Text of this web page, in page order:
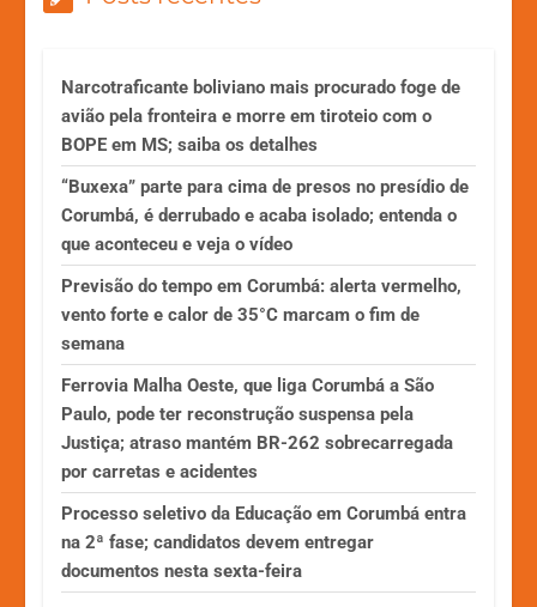
Narcotraficante boliviano mais procurado foge de
avião pela fronteira e morre em tiroteio com o
BOPE em MS; saiba os detalhes
“Buxexa” parte para cima de presos no presídio de
Corumbá, é derrubado e acaba isolado; entenda o
que aconteceu e veja o vídeo
Previsão do tempo em Corumbá: alerta vermelho,
vento forte e calor de 35°C marcam o fim de
semana
Ferrovia Malha Oeste, que liga Corumbá a São
Paulo, pode ter reconstrução suspensa pela
Justiça; atraso mantém BR-262 sobrecarregada
por carretas e acidentes
Processo seletivo da Educação em Corumbá entra
na 2ª fase; candidatos devem entregar
documentos nesta sexta-feira